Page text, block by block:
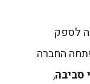
לספק
החברה
סביבה,